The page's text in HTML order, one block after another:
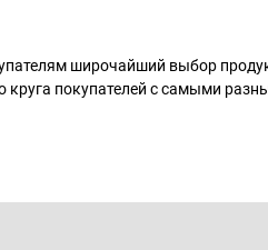
широчайший выбор
покупателей с самыми